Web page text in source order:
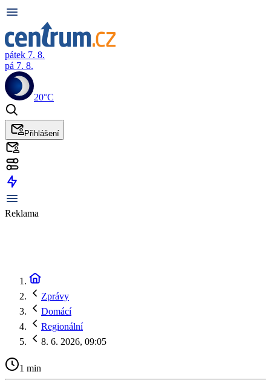
pátek 7. 8.
pá 7. 8.
20°C
Přihlášení
Reklama
Zprávy
Domácí
Regionální
8. 6. 2026, 09:05
1 min